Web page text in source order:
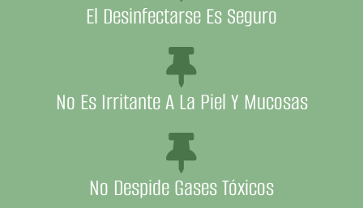
El Desinfectarse Es Seguro
No Es Irritante A La Piel Y Mucosas
No Despide Gases Tóxicos